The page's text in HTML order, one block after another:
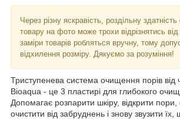
Через різну яскравість, роздільну
товару на фото може трохи відрізнятись
заміри товарів робляться вручну, тому
відхилення розміру. Дякуємо за розуміння!
Триступенева система очищення порів від
Bioaqua - це 3 пластирі для глибокого
Допомагає розпарити шкіру, відкрити
очистити від забруднень і знову звузити